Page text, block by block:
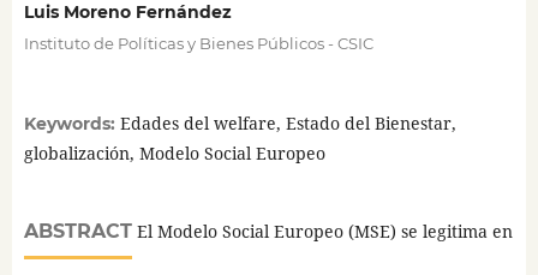
Luis Moreno Fernández
Instituto de Políticas y Bienes Públicos - CSIC
Keywords: Edades del welfare, Estado del Bienestar,
globalización, Modelo Social Europeo
ABSTRACTEl Modelo Social Europeo (MSE) se legitima en